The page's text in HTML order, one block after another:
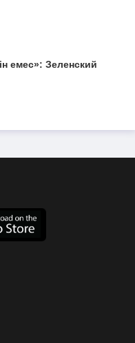
емес»: Зеленский